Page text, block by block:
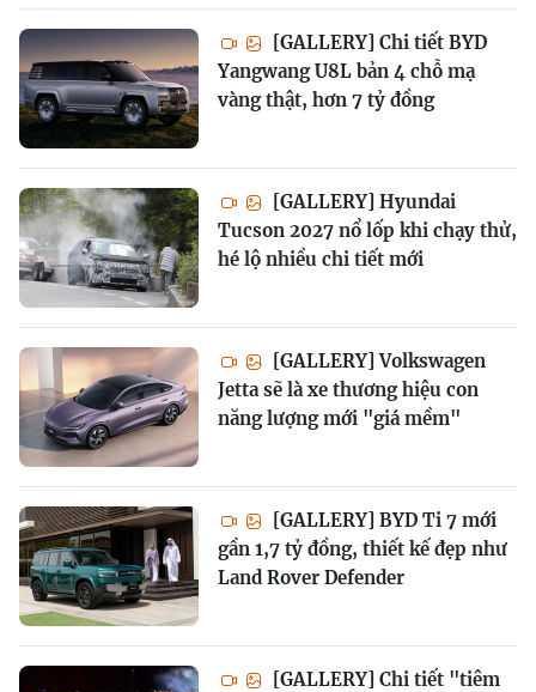
[GALLERY] Chi tiết BYD
Yangwang U8L bản 4 chỗ mạ
vàng thật, hơn 7 tỷ đồng
[GALLERY] Hyundai
Tucson 2027 nổ lốp khi chạy thử,
hé lộ nhiều chi tiết mới
[GALLERY] Volkswagen
Jetta sẽ là xe thương hiệu con
năng lượng mới "giá mềm"
[GALLERY] BYD Ti 7 mới
gần 1,7 tỷ đồng, thiết kế đẹp như
Land Rover Defender
[GALLERY] Chi tiết "tiêm